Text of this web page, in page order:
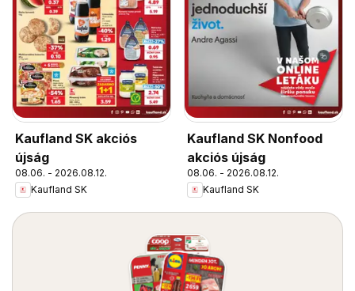
Kaufland SK akciós
újság
08.06. - 2026.08.12.
Kaufland SK
Kaufland SK Nonfood
akciós újság
08.06. - 2026.08.12.
Kaufland SK